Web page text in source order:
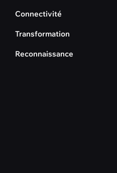
Connectivité
Transformation
Reconnaissance